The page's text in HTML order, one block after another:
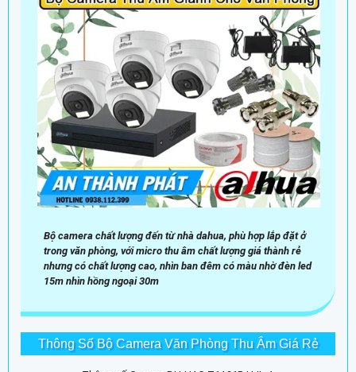
Bộ camera chất lượng đến từ nhà dahua, phù hợp lắp đặt ở
trong văn phòng, với micro thu âm chất lượng giá thành rẻ
nhưng có chất lượng cao, nhìn ban đêm có màu nhờ đèn led
15m nhìn hồng ngoại 30m
Thông Số Bộ Camera Văn Phòng Thu Âm Giá Rẻ